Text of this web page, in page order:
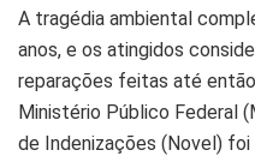
A tragédia ambiental
anos, e os atingidos
reparações feitas até
Ministério Público Federal
de Indenizações (Novel) foi